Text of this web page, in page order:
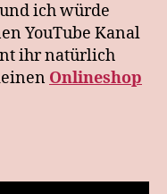
ich würde
YouTube Kanal
ihr natürlich
Onlineshop